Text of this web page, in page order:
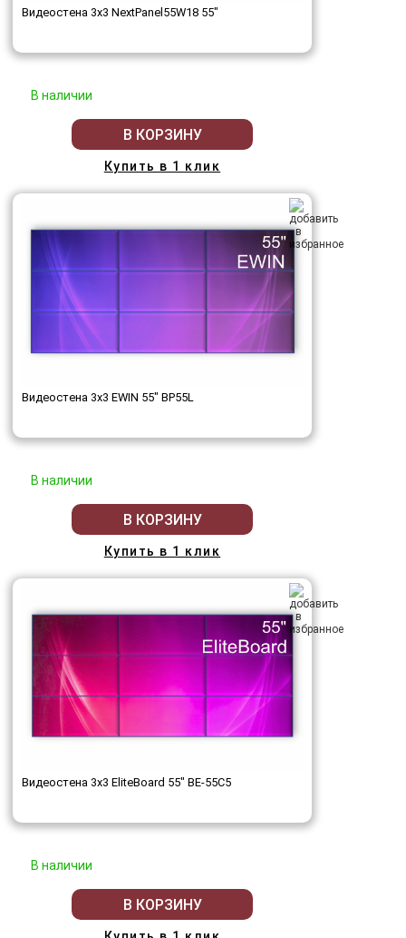
Видеостена 3x3 NextPanel55W18 55"
В наличии
В КОРЗИНУ
Купить в 1 клик
Видеостена 3x3 EWIN 55" BP55L
В наличии
В КОРЗИНУ
Купить в 1 клик
Видеостена 3x3 EliteBoard 55" BE-55C5
В наличии
В КОРЗИНУ